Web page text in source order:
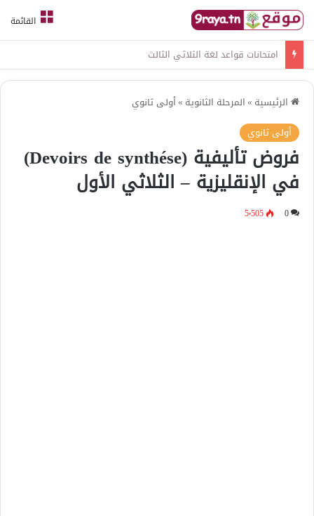
القائمة
امتحانات قواعد لغة الثلاثي الثالث
الرئيسية »المرحلة الثانوية »أولى ثانوي
أولى ثانوي
فروض تأليفية (Devoirs de synthése)
في الإنقليزية – الثلاثي الأول
0 5٬505